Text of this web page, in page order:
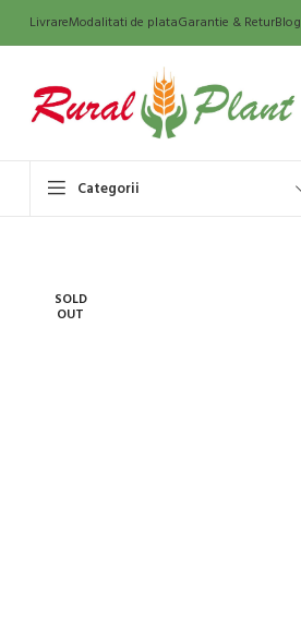
LivrareModalitati de plataGarantie & ReturBlog
Categorii
SOLD
OUT